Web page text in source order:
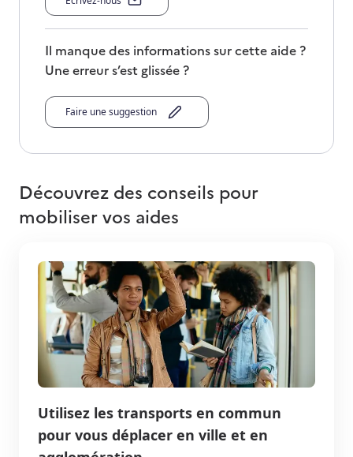
Il manque des informations sur cette aide ?
Une erreur s’est glissée ?
Faire une suggestion
Découvrez des conseils pour
mobiliser vos aides
Utilisez les transports en commun
pour vous déplacer en ville et en